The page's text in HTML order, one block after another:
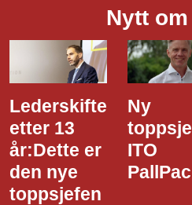
Nytt
Ny
toppsjef i
ITO
PallPack
Hege
til